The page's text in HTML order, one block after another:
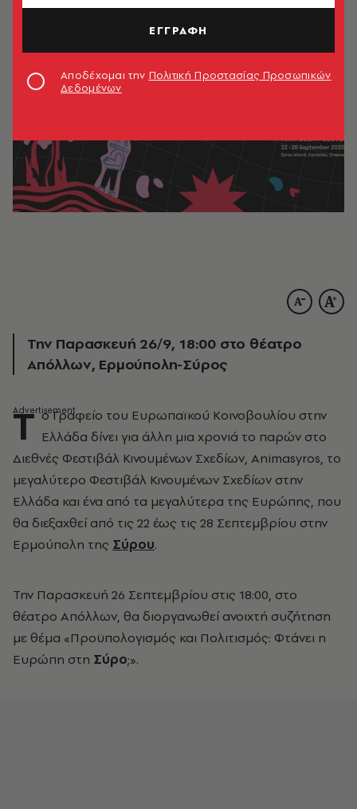
Την Παρασκευή 26/9, 18:00 στο θέατρο
Απόλλων, Ερμούπολη-Σύρος
Τ ο Γραφείο του Ευρωπαϊκού Κοινοβουλίου στην
Ελλάδα δίνει για άλλη μια χρονιά το παρών στο
Διεθνές Φεστιβάλ Κινουμένων Σχεδίων, Animasyros, το
μεγαλύτερο Φεστιβάλ Κινουμένων Σχεδίων στην
Ελλάδα και ένα από τα μεγαλύτερα της Ευρώπης, που
θα διεξαχθεί από τις 22 έως τις 28 Σεπτεμβρίου στην
Ερμούπολη της Σύρου.
Την Παρασκευή 26 Σεπτεμβρίου στις 18:00, στο
θέατρο Απόλλων, θα διοργανωθεί ανοιχτή συζήτηση
με θέμα «Προϋπολογισμός και Πολιτισμός: Φτάνει η
Ευρώπη στη Σύρο;».
ΕΓΓΡΑΦΗ
Αποδέχομαι την Πολιτική Προστασίας Προσωπικών
Δεδομένων